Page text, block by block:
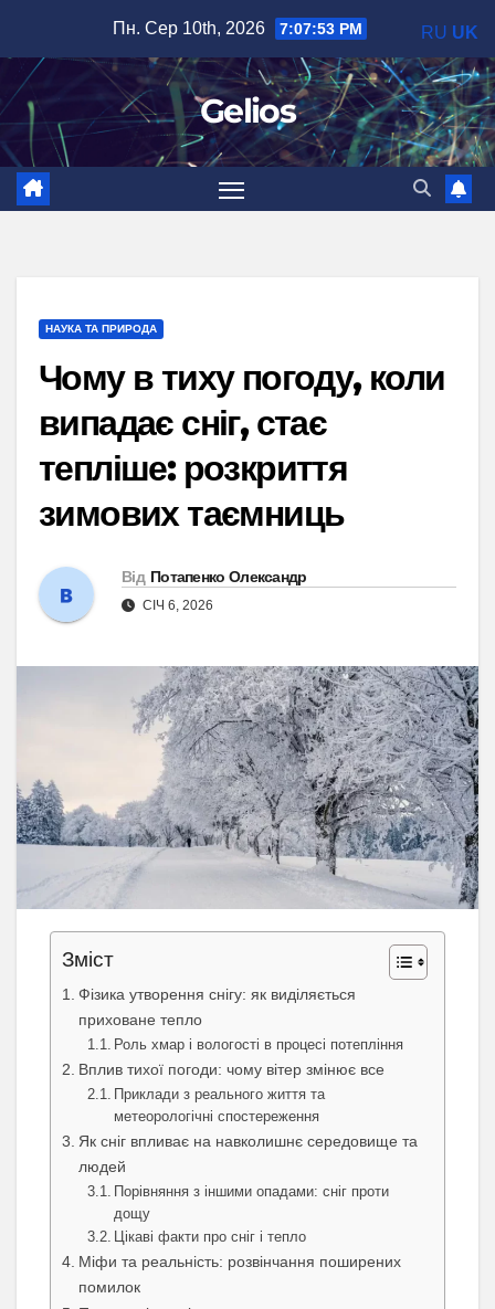
вмісту
Пн. Сер 10th, 2026 7:07:54 PM
Gelios
НАУКА ТА ПРИРОДА
Чому в тиху погоду, коли
випадає сніг, стає
тепліше: розкриття
зимових таємниць
Від Потапенко Олександр
СІЧ 6, 2026
Зміст
Фізика утворення снігу: як виділяється
приховане тепло
Роль хмар і вологості в процесі потепління
Вплив тихої погоди: чому вітер змінює все
Приклади з реального життя та
метеорологічні спостереження
Як сніг впливає на навколишнє середовище та
людей
Порівняння з іншими опадами: сніг проти
дощу
Цікаві факти про сніг і тепло
Міфи та реальність: розвінчання поширених
помилок
RU UK